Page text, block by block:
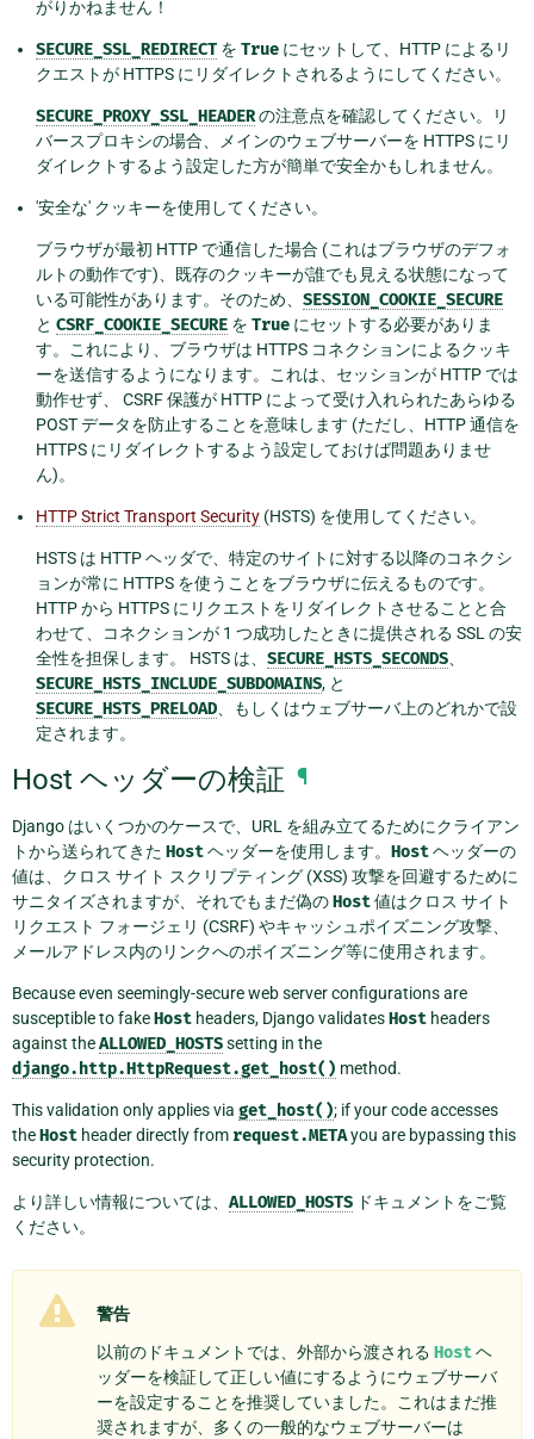
がりかねません！
SECURE_SSL_REDIRECT を True にセットして、HTTP によるリ
クエストが HTTPS にリダイレクトされるようにしてください。
SECURE_PROXY_SSL_HEADERの注意点を確認してください。リ
バースプロキシの場合、メインのウェブサーバーを HTTPS にリ
ダイレクトするよう設定した方が簡単で安全かもしれません。
'安全な' クッキーを使用してください。
ブラウザが最初 HTTP で通信した場合 (これはブラウザのデフォ
ルトの動作です)、既存のクッキーが誰でも見える状態になって
いる可能性があります。そのため、 SESSION_COOKIE_SECURE
と CSRF_COOKIE_SECURE を True にセットする必要がありま
す。これにより、ブラウザは HTTPS コネクションによるクッキ
ーを送信するようになります。これは、セッションが HTTP では
動作せず、 CSRF 保護が HTTP によって受け入れられたあらゆる
POST データを防止することを意味します (ただし、HTTP 通信を
HTTPS にリダイレクトするよう設定しておけば問題ありませ
ん)。
HTTP Strict Transport Security (HSTS) を使用してください。
HSTS は HTTP ヘッダで、特定のサイトに対する以降のコネクシ
ョンが常に HTTPS を使うことをブラウザに伝えるものです。
HTTP から HTTPS にリクエストをリダイレクトさせることと合
わせて、コネクションが 1 つ成功したときに提供される SSL の安
全性を担保します。 HSTS は、 SECURE_HSTS_SECONDS、
SECURE_HSTS_INCLUDE_SUBDOMAINS, と
SECURE_HSTS_PRELOAD、もしくはウェブサーバ上のどれかで設
定されます。
Host ヘッダーの検証 ¶
Django はいくつかのケースで、URL を組み立てるためにクライアン
トから送られてきた Hostヘッダーを使用します。 Hostヘッダーの
値は、クロス サイト スクリプティング (XSS) 攻撃を回避するために
サニタイズされますが、それでもまだ偽のHost値はクロス サイト
リクエスト フォージェリ (CSRF) やキャッシュポイズニング攻撃、
メールアドレス内のリンクへのポイズニング等に使用されます。
Because even seemingly-secure web server configurations are
susceptible to fakeHost headers, Django validatesHost headers
against theALLOWED_HOSTSsetting in the
django.http.HttpRequest.get_host() method.
This validation only applies via get_host(); if your code accesses
theHost header directly from request.METAyou are bypassing this
security protection.
より詳しい情報については、 ALLOWED_HOSTS ドキュメントをご覧
ください。
警告
以前のドキュメントでは、外部から渡される Hostヘ
ッダーを検証して正しい値にするようにウェブサーバ
ーを設定することを推奨していました。これはまだ推
奨されますが、多くの一般的なウェブサーバーは